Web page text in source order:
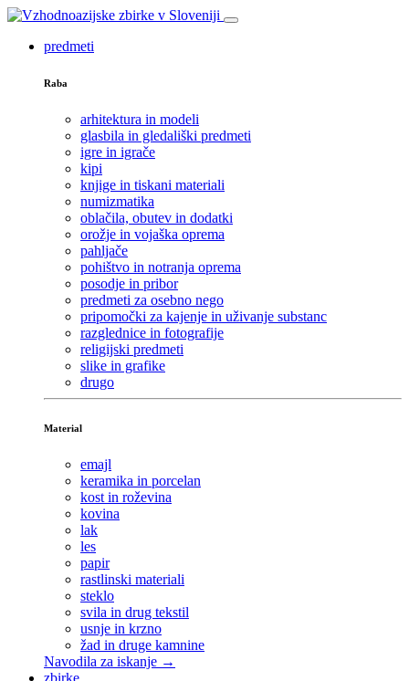
predmeti
Raba
arhitektura in modeli
glasbila in gledališki predmeti
igre in igrače
kipi
knjige in tiskani materiali
numizmatika
oblačila, obutev in dodatki
orožje in vojaška oprema
pahljače
pohištvo in notranja oprema
posodje in pribor
predmeti za osebno nego
pripomočki za kajenje in uživanje substanc
razglednice in fotografije
religijski predmeti
slike in grafike
drugo
Material
emajl
keramika in porcelan
kost in roževina
kovina
lak
les
papir
rastlinski materiali
steklo
svila in drug tekstil
usnje in krzno
žad in druge kamnine
Navodila za iskanje →
zbirke